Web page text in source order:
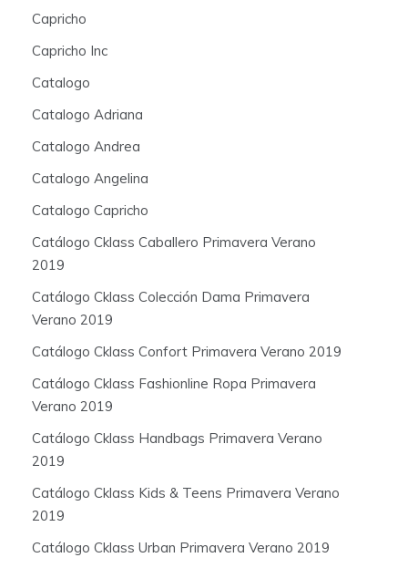
Capricho
Capricho Inc
Catalogo
Catalogo Adriana
Catalogo Andrea
Catalogo Angelina
Catalogo Capricho
Catálogo Cklass Caballero Primavera Verano
2019
Catálogo Cklass Colección Dama Primavera
Verano 2019
Catálogo Cklass Confort Primavera Verano 2019
Catálogo Cklass Fashionline Ropa Primavera
Verano 2019
Catálogo Cklass Handbags Primavera Verano
2019
Catálogo Cklass Kids & Teens Primavera Verano
2019
Catálogo Cklass Urban Primavera Verano 2019